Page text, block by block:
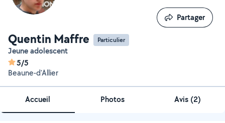
Quentin Maffre Particulier
Jeune adolescent
5/5
Beaune-d'Allier
Partager
Partager
Accueil Photos Avis (2)